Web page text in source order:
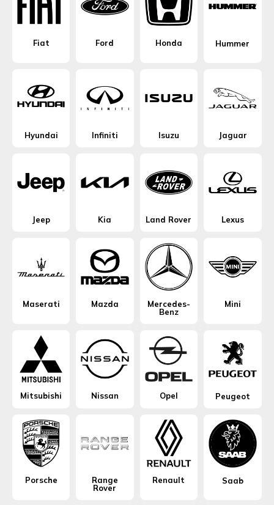
Fiat Ford Honda Hummer
Hyundai Infiniti Isuzu Jaguar
Jeep Kia Land Rover Lexus
Maserati Mazda
Mercedes-
Benz
Mini
Mitsubishi Nissan Opel Peugeot
Porsche
Range
Rover
Renault Saab